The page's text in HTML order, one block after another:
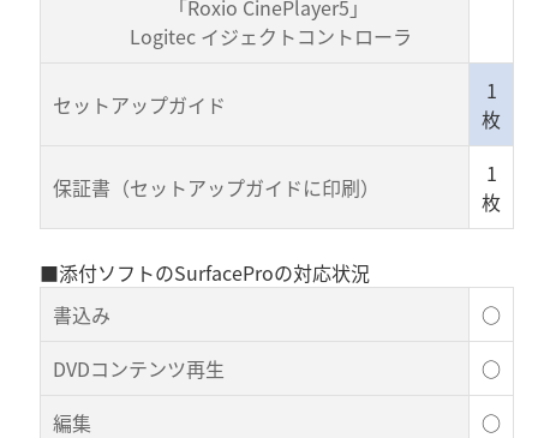
「Roxio CinePlayer5」
Logitec イジェクトコントローラ
セットアップガイド
1
枚
保証書（セットアップガイドに印刷）
1
枚
■添付ソフトのSurfaceProの対応状況
書込み
○
DVDコンテンツ再生
○
編集
○